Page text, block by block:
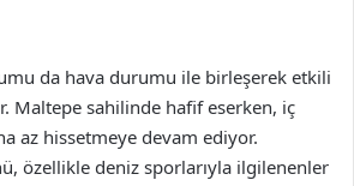
da hava durumu ile birleşerek etkili
Maltepe sahilinde hafif eserken, iç
az hissetmeye devam ediyor.
özellikle deniz sporlarıyla ilgilenenler